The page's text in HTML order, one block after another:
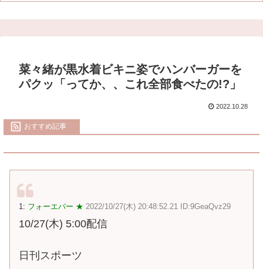
菜々緒が黒水着ビキニ姿でハンバーガーを
パクッ「ってか、、これ全部食べたの!?」
2022.10.28
おすすめ記事
1: フォーエバー ★ 2022/10/27(木) 20:48:52.21 ID:9GeaQvz29
10/27(木) 5:00配信
日刊スポーツ